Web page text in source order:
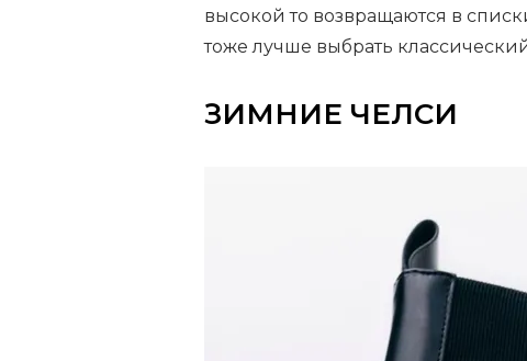
высокой то возвращаются в
тоже лучше выбрать
ЗИМНИЕ ЧЕЛСИ